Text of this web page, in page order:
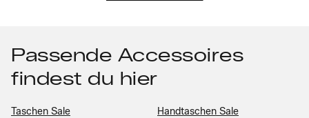
Passende Accessoires
findest du hier
Taschen Sale Handtaschen Sale